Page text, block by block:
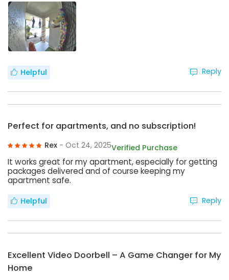
Helpful Reply
Perfect for apartments, and no subscription!
Rex - Oct 24, 2025Verified Purchase
It works great for my apartment, especially for getting
packages delivered and of course keeping my
apartment safe.
Helpful Reply
Excellent Video Doorbell – A Game Changer for My
Home